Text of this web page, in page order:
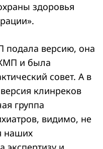
здоровья
подала версию, она
и была
совет. А в
клинреков
группа
видимо, не
наших